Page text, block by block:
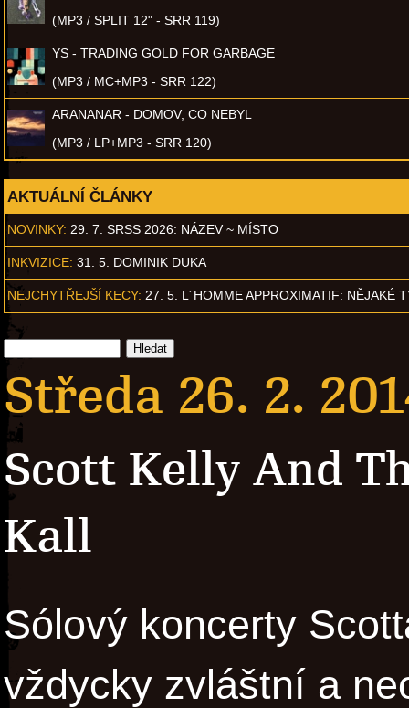
(MP3 / SPLIT 12" - SRR 119)
YS - TRADING GOLD FOR GARBAGE
(MP3 / MC+MP3 - SRR 122)
ARANANAR - DOMOV, CO NEBYL
(MP3 / LP+MP3 - SRR 120)
AKTUÁLNÍ ČLÁNKY
NOVINKY: 29. 7. SRSS 2026: NÁZEV ~ MÍSTO
INKVIZICE: 31. 5. DOMINIK DUKA
NEJCHYTŘEJŠÍ KECY: 27. 5. L´HOMME APPROXIMATIF: NĚJAKÉ
Středa 26. 2.
Scott Kelly And
Kall
Sólový koncerty
vždycky zvláštní a